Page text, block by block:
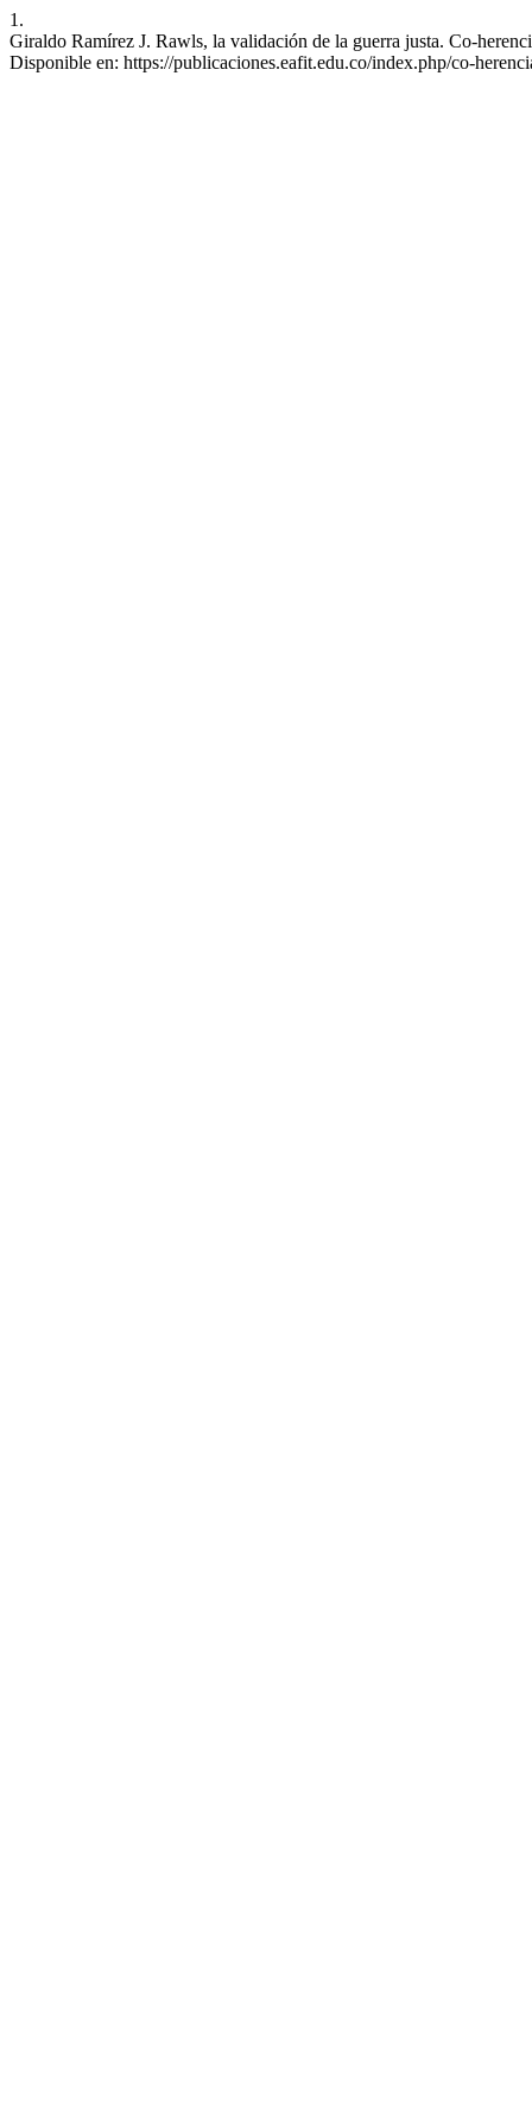
1.
Giraldo Ramírez J. Rawls, la validación de la guerra justa. Co-
Disponible en: https://publicaciones.eafit.edu.co/index.php/co-